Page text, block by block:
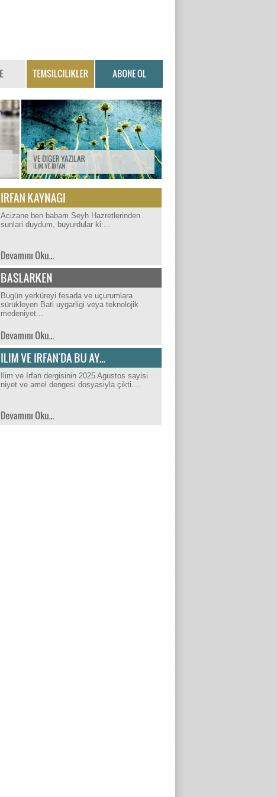
Acizane ben babam Seyh Hazretlerinden
sunlari duydum, buyurdular ki:...
Bugün yerküreyi fesada ve uçurumlara
sürükleyen Bati uygarligi veya teknolojik
medeniyet...
Ilim ve Irfan dergisinin 2025 Agustos sayisi
niyet ve amel dengesi dosyasiyla çikti....